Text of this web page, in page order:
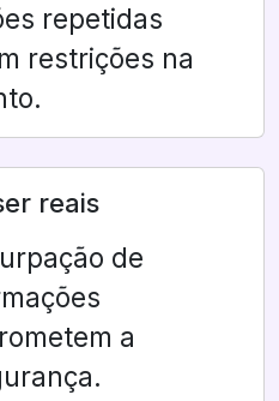
repetidas
restrições na
reais
de
a